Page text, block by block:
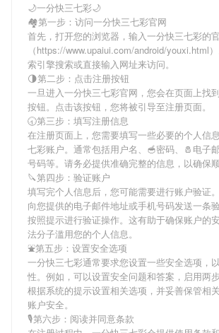
🌙一分快三七彩🌙
🏘第一步：访问一分快三七彩官网
首先，打开您的浏览器，输入一分快三七彩的
（https://www.upaiui.com/android/youxi.html
索引擎搜索或直接输入网址来访问。
🌗第二步：点击注册按钮
一旦进入一分快三七彩官网，您会在页面上找
按钮。点击该按钮，您将被引导至注册页面。
🕣第三步：填写注册信息
在注册页面上，您需要填写一些必要的个人信
七彩账户。通常包括用户名、🥣密码、🧂电子
号码等。请务必提供准确完整的信息，以确保顺
🔪第四步：验证账户
填写完个人信息后，您可能需要进行账户验证
向您提供的电子邮件地址或手机号码发送一条
按照提示进行验证操作。这有助于确保账户的
法分子滥用您的个人信息。
⛲️第五步：设置安全选项
一分快三七彩通常要求您设置一些安全选项，
性。例如，可以设置安全问题和答案，启用两
根据系统的提示设置相关选项，并妥善保管相
账户安全。
🎙第六步：阅读并同意条款